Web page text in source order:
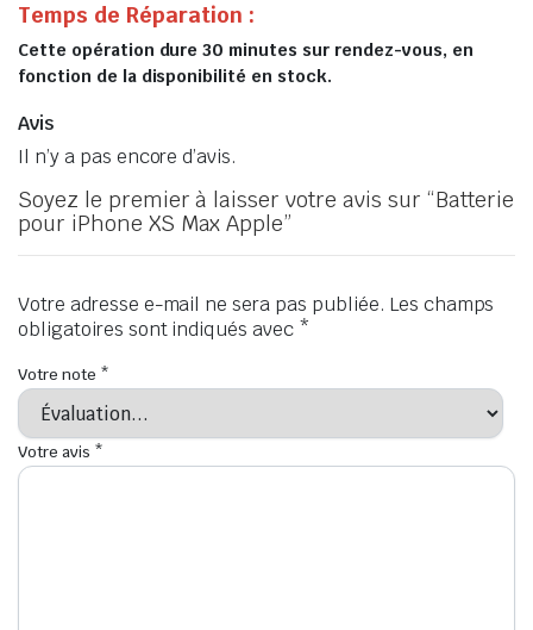
Temps de Réparation :
Cette opération dure 30 minutes sur rendez-vous, en
fonction de la disponibilité en stock.
Avis
Il n’y a pas encore d’avis.
Soyez le premier à laisser votre avis sur “Batterie
pour iPhone XS Max Apple”
Votre adresse e-mail ne sera pas publiée. Les champs
obligatoires sont indiqués avec *
Votre note *
Votre avis *